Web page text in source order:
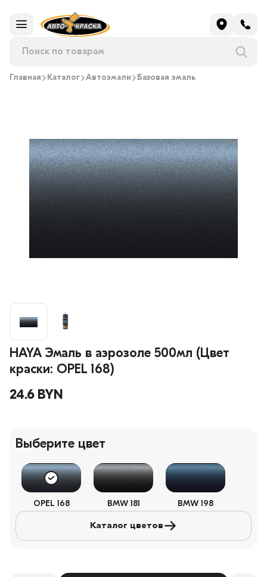
Главная Каталог Автоэмали Базовая эмаль
HAYA Эмаль в аэрозоле 500мл (Цвет
краски: OPEL 168)
24.6 BYN
Выберите цвет
OPEL 168 BMW 181 BMW 198
Каталог цветов